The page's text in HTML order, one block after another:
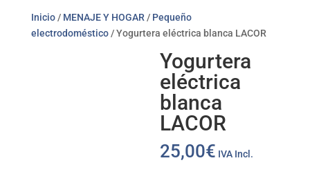
Inicio/ MENAJE Y HOGAR / Pequeño
electrodoméstico/ Yogurtera eléctrica blanca LACOR
Yogurtera
eléctrica
blanca
LACOR
25,00€ IVA Incl.